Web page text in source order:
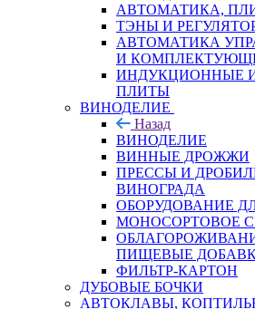
АВТОМАТИКА,
ТЭНЫ И
АВТОМАТИКА
И
ИНДУКЦИОННЫЕ
ПЛИТЫ
ВИНОДЕЛИЕ
Назад
ВИНОДЕЛИЕ
ВИННЫЕ ДРОЖЖИ
ПРЕССЫ И
ВИНОГРАДА
ОБОРУДОВАНИЕ
МОНОСОРТОВОЕ
ПИЩЕВЫЕ
ФИЛЬТР-КАРТОН
ДУБОВЫЕ БОЧКИ
АВТОКЛАВЫ,